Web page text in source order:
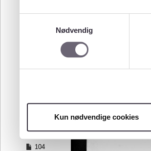
Nødvendig
Kun nødvendige cookies
97
100
104